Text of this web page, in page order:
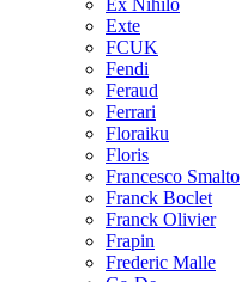
Ex Nihilo
Exte
FCUK
Fendi
Feraud
Ferrari
Floraiku
Floris
Francesco Smalto
Franck Boclet
Franck Olivier
Frapin
Frederic Malle